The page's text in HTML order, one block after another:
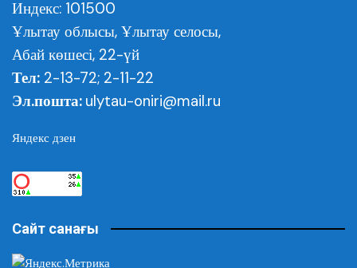
Индекс: 101500
Ұлытау облысы, Ұлытау селосы,
Абай көшесі, 22-үй
Тел: 2-13-72; 2-11-22
Эл.пошта: ulytau-oniri@mail.ru
Яндекс дзен
Сайт санағы